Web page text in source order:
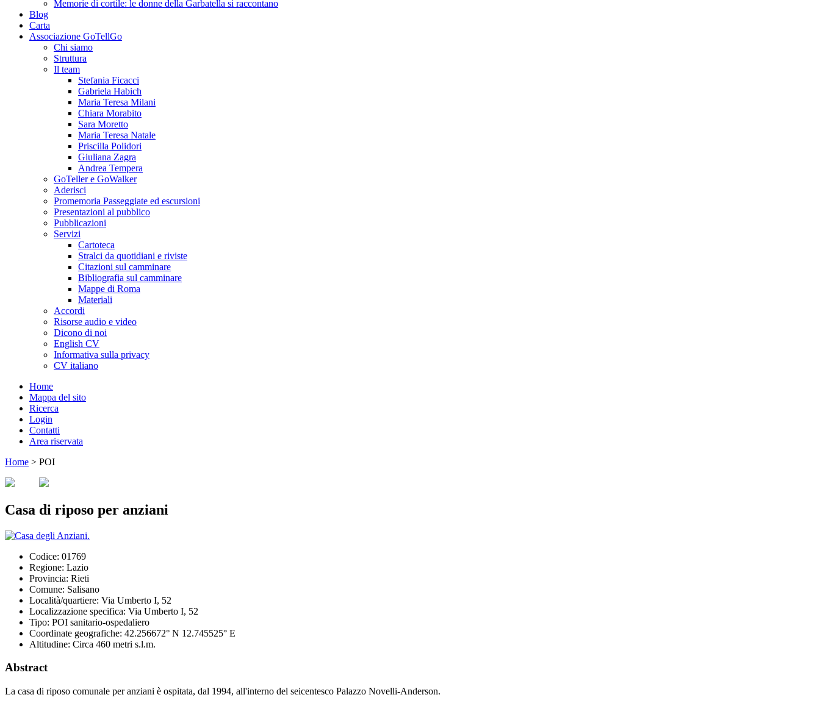
Memorie di cortile: le donne della Garbatella si raccontano
Blog
Carta
Associazione GoTellGo
Chi siamo
Struttura
Il team
Stefania Ficacci
Gabriela Habich
Maria Teresa Milani
Chiara Morabito
Sara Moretto
Maria Teresa Natale
Priscilla Polidori
Giuliana Zagra
Andrea Tempera
GoTeller e GoWalker
Aderisci
Promemoria Passeggiate ed escursioni
Presentazioni al pubblico
Pubblicazioni
Servizi
Cartoteca
Stralci da quotidiani e riviste
Citazioni sul camminare
Bibliografia sul camminare
Mappe di Roma
Materiali
Accordi
Risorse audio e video
Dicono di noi
English CV
Informativa sulla privacy
CV italiano
Home
Mappa del sito
Ricerca
Login
Contatti
Area riservata
Home > POI
Casa di riposo per anziani
Codice: 01769
Regione: Lazio
Provincia: Rieti
Comune: Salisano
Località/quartiere: Via Umberto I, 52
Localizzazione specifica: Via Umberto I, 52
Tipo: POI sanitario-ospedaliero
Coordinate geografiche: 42.256672° N 12.745525° E
Altitudine: Circa 460 metri s.l.m.
Abstract
La casa di riposo comunale per anziani è ospitata, dal 1994, all'interno del seicentesco Palazzo Novelli-Anderson.